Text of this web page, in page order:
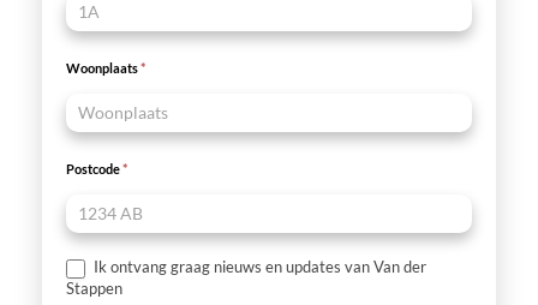
Woonplaats*
Postcode*
Ik ontvang graag nieuws en updates van Van der
Stappen